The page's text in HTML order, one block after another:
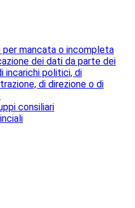
per mancata o incompleta
dei dati da parte dei
incarichi politici, di
di direzione o di
consiliari